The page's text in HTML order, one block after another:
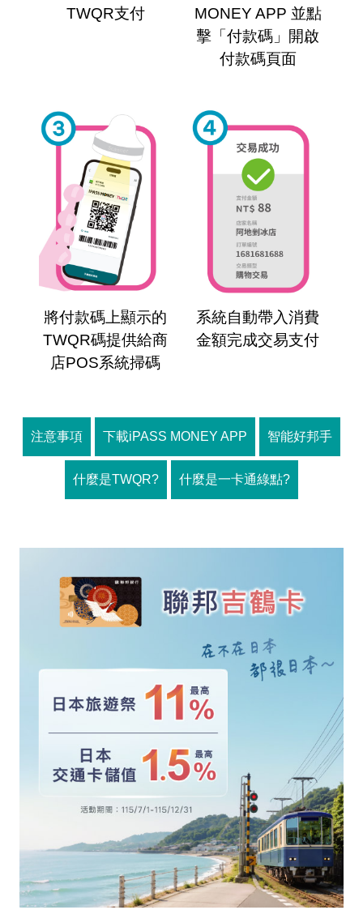
TWQR支付
MONEY APP 並點
擊「付款碼」開啟
付款碼頁面
將付款碼上顯示的
TWQR碼提供給商
店POS系統掃碼
系統自動帶入消費
金額完成交易支付
注意事項 下載iPASS MONEY APP 智能好邦手
什麼是TWQR? 什麼是一卡通綠點?